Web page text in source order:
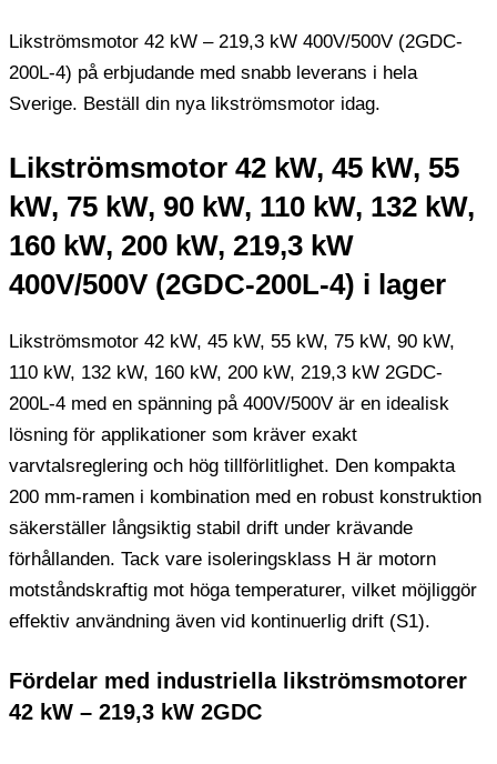
Likströmsmotor 42 kW – 219,3 kW 400V/500V (2GDC-
200L-4) på ​​erbjudande med snabb leverans i hela
Sverige. Beställ din nya likströmsmotor idag.
Likströmsmotor 42 kW, 45 kW, 55
kW, 75 kW, 90 kW, 110 kW, 132 kW,
160 kW, 200 kW, 219,3 kW
400V/500V (2GDC-200L-4) i lager
Likströmsmotor 42 kW, 45 kW, 55 kW, 75 kW, 90 kW,
110 kW, 132 kW, 160 kW, 200 kW, 219,3 kW 2GDC-
200L-4 med en spänning på 400V/500V är en idealisk
lösning för applikationer som kräver exakt
varvtalsreglering och hög tillförlitlighet. Den kompakta
200 mm-ramen i kombination med en robust konstruktion
säkerställer långsiktig stabil drift under krävande
förhållanden. Tack vare isoleringsklass H är motorn
motståndskraftig mot höga temperaturer, vilket möjliggör
effektiv användning även vid kontinuerlig drift (S1).
Fördelar med industriella likströmsmotorer
42 kW – 219,3 kW 2GDC